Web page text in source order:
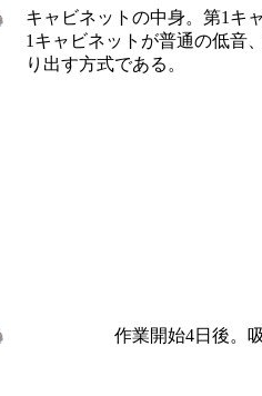
キャビネットの中身。第1キ
1キャビネットが普通の低音
り出す方式である。
作業開始4日後。